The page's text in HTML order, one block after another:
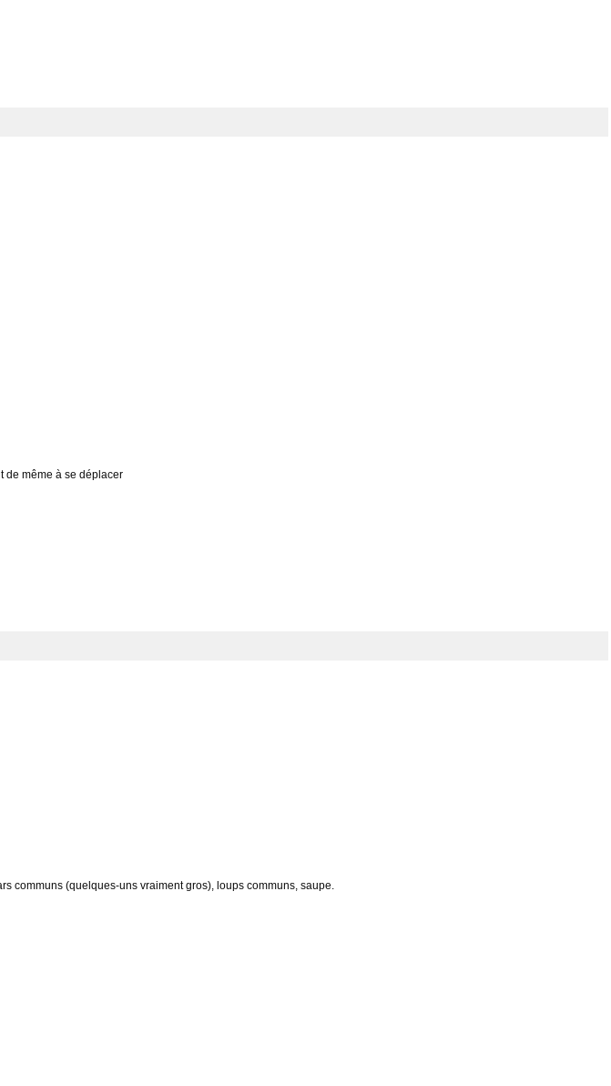
de même à se déplacer
communs (quelques-uns vraiment gros), loups communs, saupe.